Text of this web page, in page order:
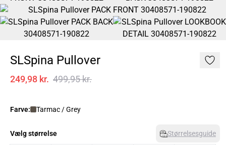
SLSpina Pullover
249,98 kr. 499,95 kr.
Farve: Tarmac / Grey
Vælg størrelse Størrelsesguide